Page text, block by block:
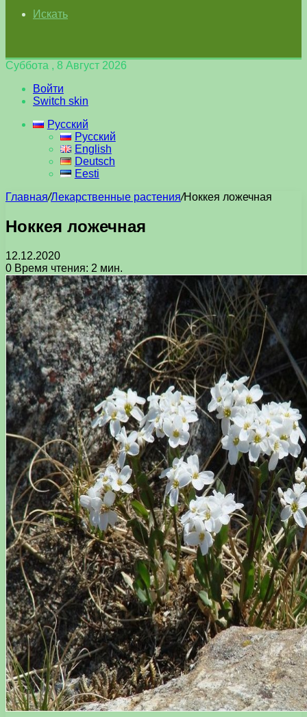
Искать
Суббота , 8 Август 2026
Войти
Switch skin
Русский
Русский
English
Deutsch
Eesti
Главная/Лекарственные растения/Ноккея ложечная
Ноккея ложечная
12.12.2020
0 Время чтения: 2 мин.